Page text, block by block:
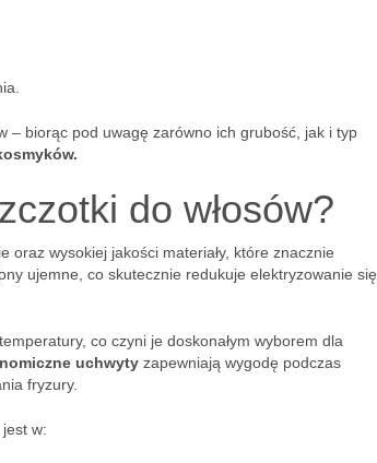
– biorąc pod uwagę zarówno ich grubość, jak i typ
do włosów?
oraz wysokiej jakości materiały, które znacznie
ujemne, co skutecznie redukuje elektryzowanie się
co czyni je doskonałym wyborem dla
uchwyty zapewniają wygodę podczas
fryzury.
w: